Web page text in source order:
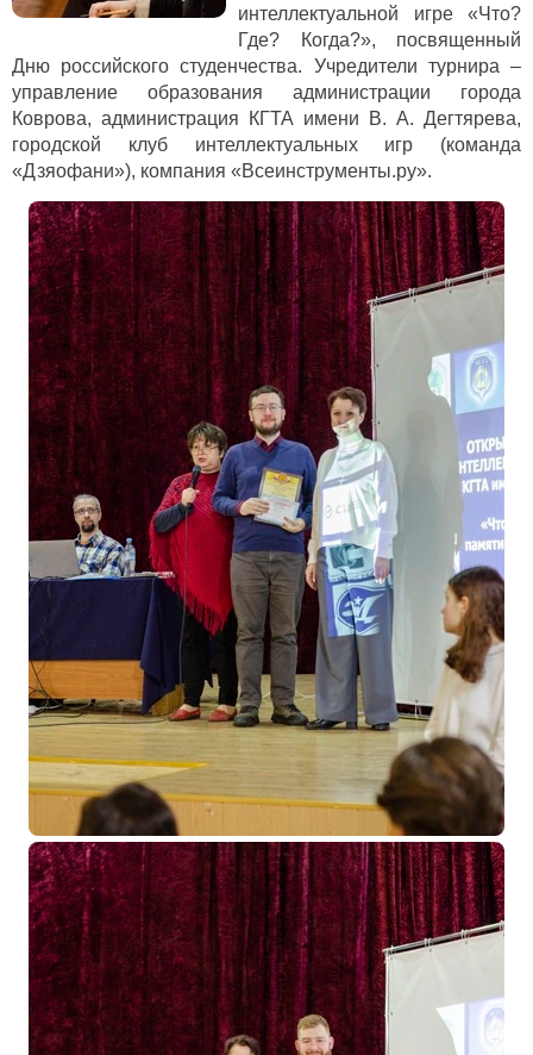
интеллектуальной игре «Что?
Где? Когда?», посвященный
Дню российского студенчества. Учредители турнира –
управление образования администрации города
Коврова, администрация КГТА имени В. А. Дегтярева,
городской клуб интеллектуальных игр (команда
«Дзяофани»), компания «Всеинструменты.ру».